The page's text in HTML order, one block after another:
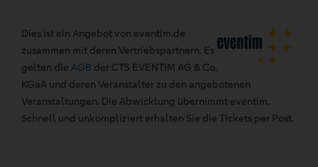
Dies ist ein Angebot von eventim.de
zusammen mit deren Vertriebspartnern. Es
gelten die AGB der CTS EVENTIM AG & Co.
KGaA und deren Veranstalter zu den angebotenen
Veranstaltungen. Die Abwicklung übernimmt eventim.
Schnell und unkompliziert erhalten Sie die Tickets per Post.